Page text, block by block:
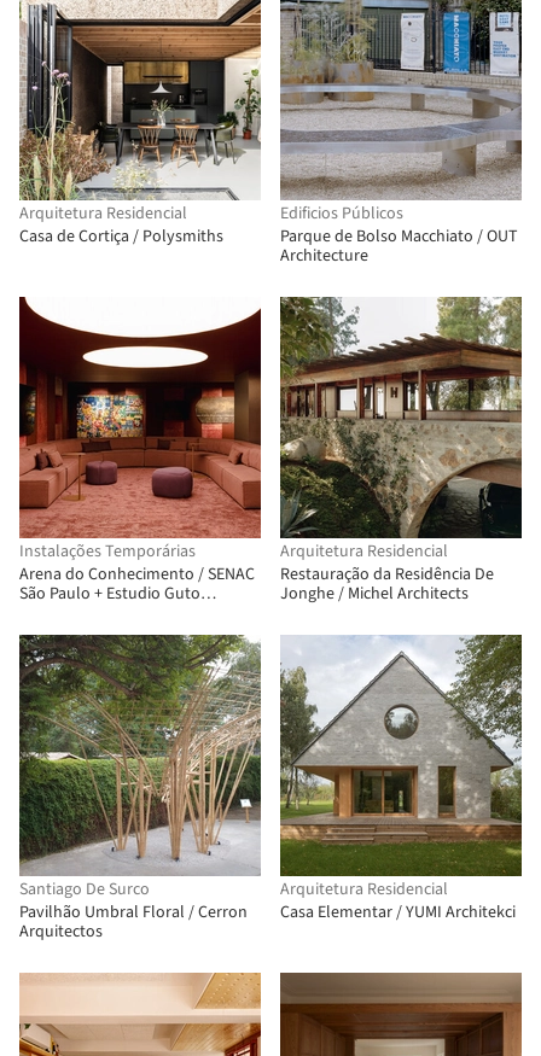
Arquitetura Residencial
Casa de Cortiça / Polysmiths
Edificios Públicos
Parque de Bolso Macchiato / OUT
Architecture
Instalações Temporárias
Arena do Conhecimento / SENAC
São Paulo + Estudio Guto
Arquitetura Residencial
Restauração da Residência De
Jonghe / Michel Architects
Santiago De Surco
Pavilhão Umbral Floral / Cerron
Arquitectos
Arquitetura Residencial
Casa Elementar / YUMI Architekci